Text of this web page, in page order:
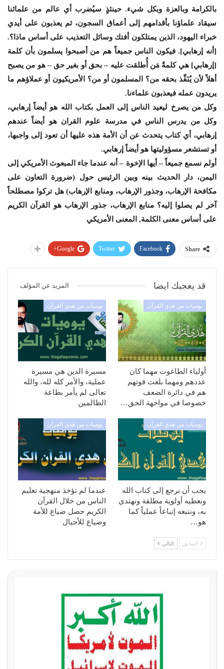
بالكرامة وبالعزة وبكل شيء. حينئذٍ سيُضرب أي عالم من علمائنا
سيقاد علماؤنا بأقدامهم إلى أعماق السجون، ثم يعذبون على أيدي
خبراء اليهود، الذين يمتلكون أفتك وسائل التعذيب على أساس ماذا؟.
[أنه إرهابي]. فيكون الناس جميعاً هم من أصبحوا يسلمون بأن كلمة
[إرهابي] هي كلمةٌ مَن أُطلقت عليه – بحق أو بغير حق – هو من يصبح
أهلاً لأن يُنَفِّذ بحقه من؟ المسلمون أو من؟ الأمريكيون أو عملاؤهم ما
يريدون عمله فيعذبون علماءنا.
وكل من يصرخ ليعيد الناس إلى العمل بكتاب الله هو أيضاً إرهابي،
وكل من يدرس الناس في مدرسة علوم القران هو أيضاً عندهم
إرهابي، أي كتاب يتحدث عن أن الأمة هذه عليها أن تعود إلى واجبها،
أو تستشعر مسؤوليتها هو أيضاً إرهابي.
أولم نسمع جميعاً – أيها الإخوة – أنه عندما جاء المبعوث الأمريكي إلى
اليمن، دار الحديث بينه وبين الرئيس حول (ضرورة التعاون على
مكافحة الإرهاب، وجذور الإرهاب، ومنابع الإرهاب) هل تركوا مصطلحاً
آخر لم يصلوا إليه؟ منابع الإرهاب، جذور الإرهاب هو القرآن الكريم
على أساس معنى الكلمة, المعنى الأمريكي
Share
Facebook
Twitter
Google+
قد يعجبك ايضا المزيد عن المؤلف
يوميات من هدي القرآن
أولياء الطاغوت مهما كان
عددهم ومهما بلغت قوتهم
هم في دائرة الضعف
خصوصا في مواجهة الحق…
يوميات من هدي القرآن
مسيرة الدين هي مسيرة
عملية، والأمر كله لله، والله
تعالى لم يأمر بطاعة
الظالمين
يوميات من هدي القرآن
يجب أن نرجع إلى كتاب الله
ونعطيه أولوية مطلقة ونهتدي
به، ونتبعه إتباعاً عملياً كما
هو…
يوميات من هدي القرآن
عندما لم تؤخذ منهجية تعليم
الناس من خلال القرآن
الكريم حصل ضياع للأمة
وضياع للأجيال
السابق التالي